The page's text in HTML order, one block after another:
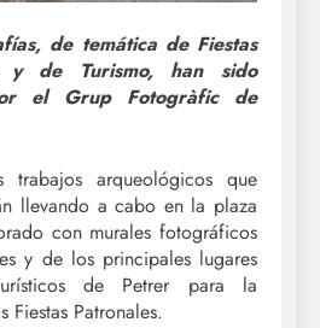
de temática de Fiestas
y de Turismo, han sido
el Grup Fotogràfic de
arqueológicos que
llevando a cabo en la plaza
con murales fotográficos
y de los principales lugares
de Petrer para la
Fiestas Patronales.